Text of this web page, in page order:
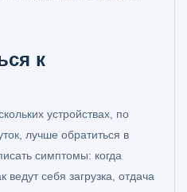
к
устройствах, по
лучше обратиться в
симптомы: когда
ведут себя загрузка, отдача